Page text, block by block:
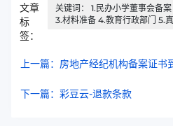
文章
标
签：
关键词： 1.民办小学董事会备
3.材料准备 4.教育行政部门 5.
上一篇：房地产经纪机构备案证书
下一篇：彩豆云-退款条款